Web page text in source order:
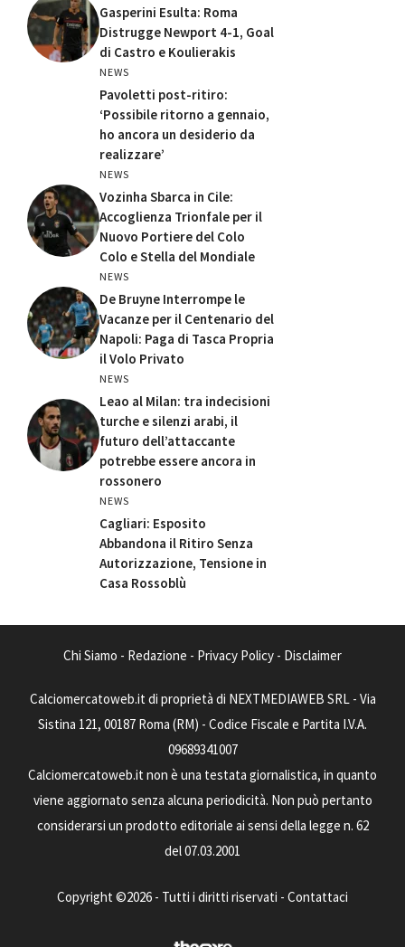
Gasperini Esulta: Roma
Distrugge Newport 4-1, Goal
di Castro e Koulierakis
NEWS
Pavoletti post-ritiro:
‘Possibile ritorno a gennaio,
ho ancora un desiderio da
realizzare’
NEWS
Vozinha Sbarca in Cile:
Accoglienza Trionfale per il
Nuovo Portiere del Colo
Colo e Stella del Mondiale
NEWS
De Bruyne Interrompe le
Vacanze per il Centenario del
Napoli: Paga di Tasca Propria
il Volo Privato
NEWS
Leao al Milan: tra indecisioni
turche e silenzi arabi, il
futuro dell’attaccante
potrebbe essere ancora in
rossonero
NEWS
Cagliari: Esposito
Abbandona il Ritiro Senza
Autorizzazione, Tensione in
Casa Rossoblù
Chi Siamo - Redazione - Privacy Policy - Disclaimer
Calciomercatoweb.it di proprietà di NEXTMEDIAWEB SRL - Via
Sistina 121, 00187 Roma (RM) - Codice Fiscale e Partita I.V.A.
09689341007
Calciomercatoweb.it non è una testata giornalistica, in quanto
viene aggiornato senza alcuna periodicità. Non può pertanto
considerarsi un prodotto editoriale ai sensi della legge n. 62
del 07.03.2001
Copyright ©2026 - Tutti i diritti riservati - Contattaci